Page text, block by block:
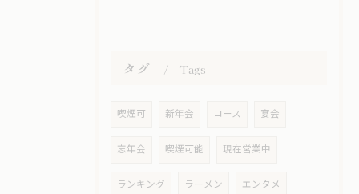
タグ Tags
喫煙可 新年会 コース 宴会
忘年会 喫煙可能 現在営業中
ランキング ラーメン エンタメ